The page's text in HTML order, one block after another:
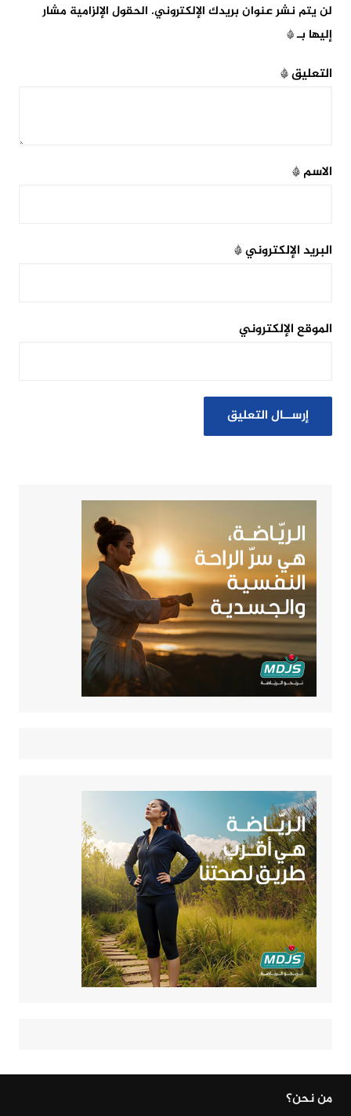
لن يتم نشر عنوان بريدك الإلكتروني. الحقول الإلزامية مشار
إليها بـ*
التعليق*
الاسم*
البريد الإلكتروني*
الموقع الإلكتروني
من نحن؟